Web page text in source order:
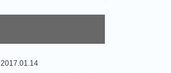
2017.01.14